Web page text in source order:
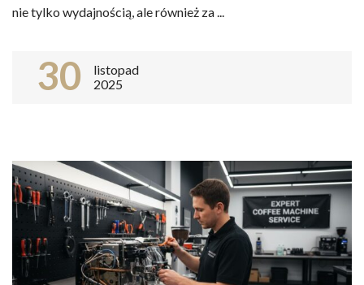
nie tylko wydajnością, ale również za ...
30
listopad
2025